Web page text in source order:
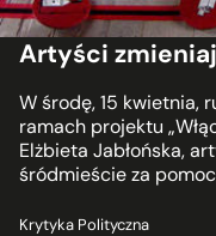
Artyści
W środę, 15 kwietnia,
ramach projektu
Elżbieta Jabłońska,
śródmieście za
Krytyka Polityczna